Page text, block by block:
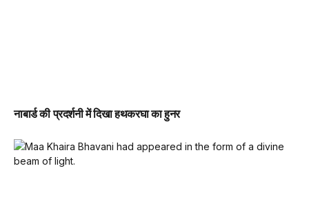
नाबार्ड की प्रदर्शनी में दिखा हथकरघा का हुनर